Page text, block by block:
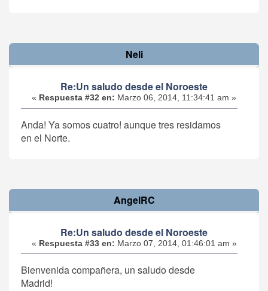
Neli
Re:Un saludo desde el Noroeste
« Respuesta #32 en: Marzo 06, 2014, 11:34:41 am »
Anda! Ya somos cuatro! aunque tres residamos
en el Norte.
AngelRC
Re:Un saludo desde el Noroeste
« Respuesta #33 en: Marzo 07, 2014, 01:46:01 am »
Bienvenida compañera, un saludo desde
Madrid!